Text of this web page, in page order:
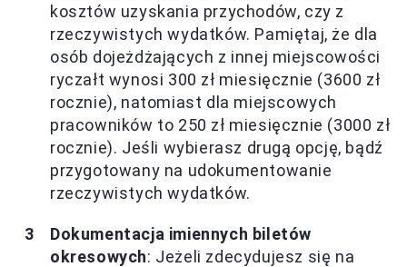
kosztów uzyskania przychodów, czy z
rzeczywistych wydatków. Pamiętaj, że dla
osób dojeżdżających z innej miejscowości
ryczałt wynosi 300 zł miesięcznie (3600 zł
rocznie), natomiast dla miejscowych
pracowników to 250 zł miesięcznie (3000 zł
rocznie). Jeśli wybierasz drugą opcję, bądź
przygotowany na udokumentowanie
rzeczywistych wydatków.
Dokumentacja imiennych biletów
okresowych: Jeżeli zdecydujesz się na